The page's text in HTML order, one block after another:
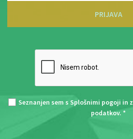
PRIJAVA
Seznanjen sem s Splošnimi pogoji in z
podatkov. *